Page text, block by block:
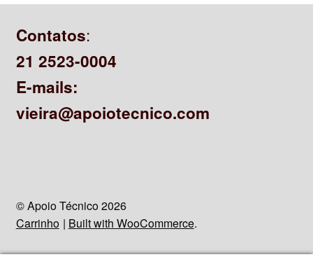
Contatos:
21 2523-0004
E-mails:
vieira@apoiotecnico.com
© Apoio Técnico 2026
Carrinho
Built with WooCommerce.